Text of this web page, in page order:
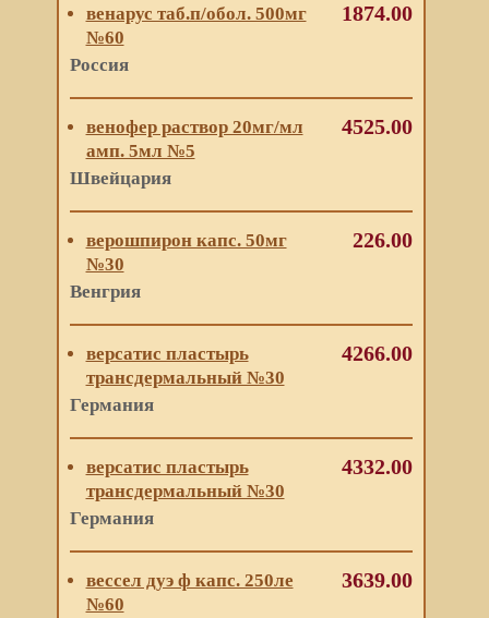
венарус таб.п/обол. 500мг
№60
Россия
1874.00
венофер раствор 20мг/мл
амп. 5мл №5
Швейцария
4525.00
верошпирон капс. 50мг
№30
Венгрия
226.00
версатис пластырь
трансдермальный №30
Германия
4266.00
версатис пластырь
трансдермальный №30
Германия
4332.00
вессел дуэ ф капс. 250ле
№60
3639.00